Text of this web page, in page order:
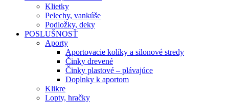
Klietky
Pelechy, vankúše
Podložky, deky
POSLUŠNOSŤ
Aporty
Aportovacie kolíky a silonové stredy
Činky drevené
Činky plastové – plávajúce
Doplnky k aportom
Klikre
Lopty, hračky